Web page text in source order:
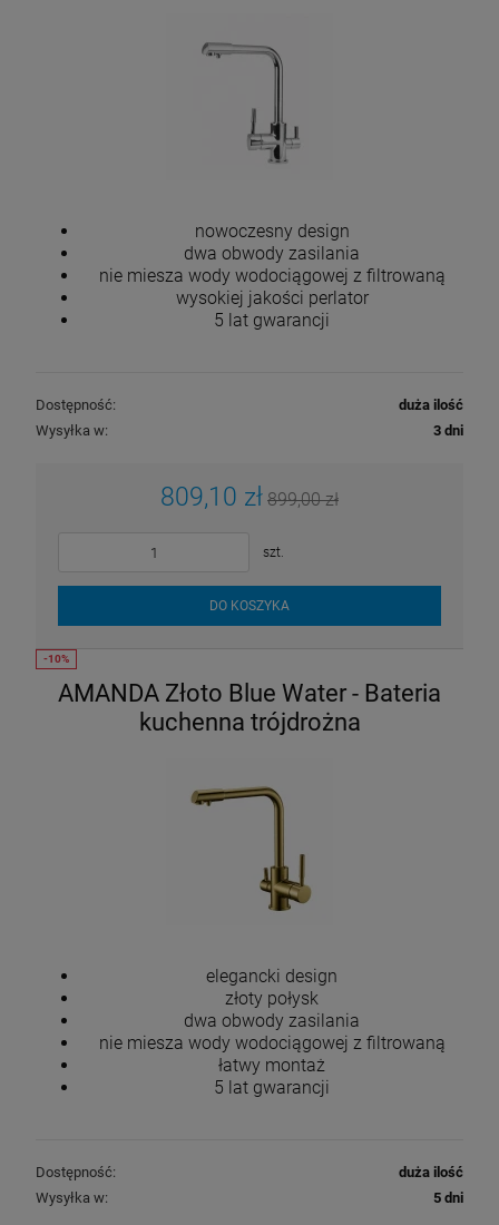
nowoczesny design
dwa obwody zasilania
nie miesza wody wodociągowej z filtrowaną
wysokiej jakości perlator
5 lat gwarancji
Dostępność:
duża ilość
Wysyłka w:
3 dni
809,10 zł 899,00 zł
szt.
DO KOSZYKA
AMANDA Złoto Blue Water - Bateria
kuchenna trójdrożna
elegancki design
złoty połysk
dwa obwody zasilania
nie miesza wody wodociągowej z filtrowaną
łatwy montaż
5 lat gwarancji
Dostępność:
duża ilość
Wysyłka w:
5 dni